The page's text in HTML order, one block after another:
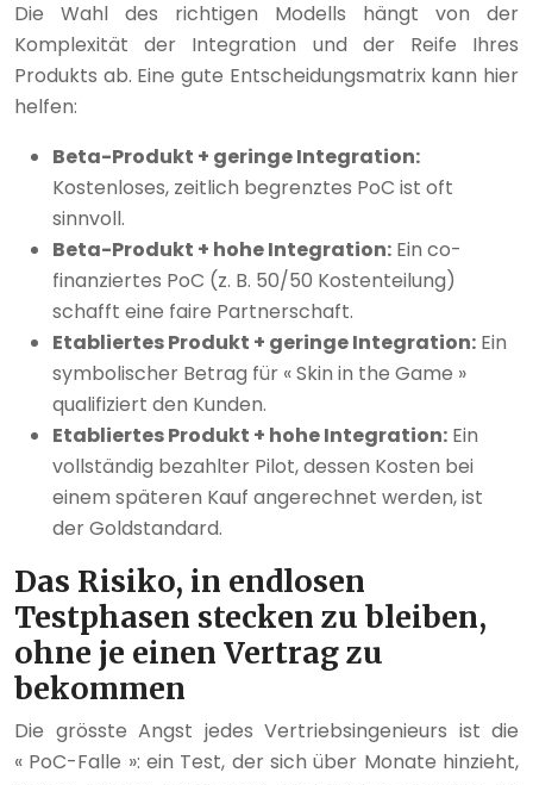
Die Wahl des richtigen Modells hängt von der
Komplexität der Integration und der Reife Ihres
Produkts ab. Eine gute Entscheidungsmatrix kann hier
helfen:
Beta-Produkt + geringe Integration:
Kostenloses, zeitlich begrenztes PoC ist oft
sinnvoll.
Beta-Produkt + hohe Integration: Ein co-
finanziertes PoC (z. B. 50/50 Kostenteilung)
schafft eine faire Partnerschaft.
Etabliertes Produkt + geringe Integration: Ein
symbolischer Betrag für « Skin in the Game »
qualifiziert den Kunden.
Etabliertes Produkt + hohe Integration: Ein
vollständig bezahlter Pilot, dessen Kosten bei
einem späteren Kauf angerechnet werden, ist
der Goldstandard.
Das Risiko, in endlosen
Testphasen stecken zu bleiben,
ohne je einen Vertrag zu
bekommen
Die grösste Angst jedes Vertriebsingenieurs ist die
« PoC-Falle »: ein Test, der sich über Monate hinzieht,